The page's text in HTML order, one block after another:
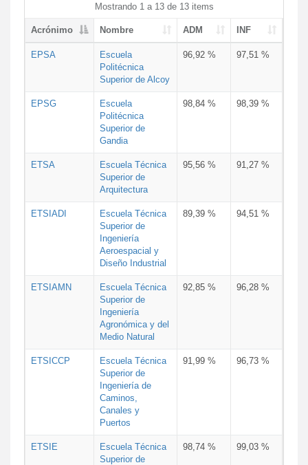
Mostrando 1 a 13 de 13 items
Acrónimo Nombre ADM INF
EPSA
Escuela
Politécnica
Superior de Alcoy
96,92 % 97,51 %
EPSG
Escuela
Politécnica
Superior de
Gandia
98,84 % 98,39 %
ETSA
Escuela Técnica
Superior de
Arquitectura
95,56 % 91,27 %
ETSIADI
Escuela Técnica
Superior de
Ingeniería
Aeroespacial y
Diseño Industrial
89,39 % 94,51 %
ETSIAMN
Escuela Técnica
Superior de
Ingeniería
Agronómica y del
Medio Natural
92,85 % 96,28 %
ETSICCP
Escuela Técnica
Superior de
Ingeniería de
Caminos,
Canales y
Puertos
91,99 % 96,73 %
ETSIE
Escuela Técnica
Superior de
98,74 % 99,03 %